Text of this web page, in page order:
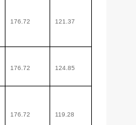
176.72 121.37
176.72 124.85
176.72 119.28